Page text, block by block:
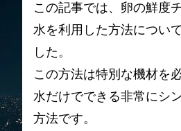
この記事では、卵の鮮度
水を利用した方法につい
した。
この方法は特別な機材を
水だけでできる非常にシ
方法です。